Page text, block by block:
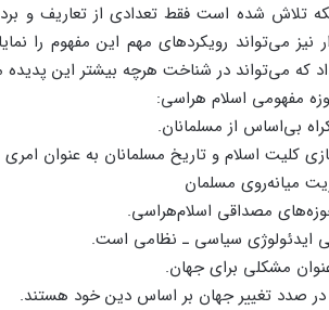
تلاش شده است فقط تعدادی از تعاریف و
نیز می‌تواند رویکردهای مهم این مفهوم را
می‌‌تواند در شناخت هرچه بیشتر این پدیده
بی‌اساس از مسلمانان.
کلیت اسلام و تاریخ مسلمانان به عنوان امری
میانه‌روی مسلمان
ایدئولوژی سیاسی ـ نظامی است.
مشکلی برای جهان.
در صدد تغییر جهان بر اساس دین خود هستند.